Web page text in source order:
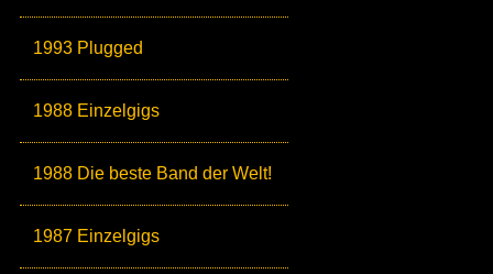
1993 Plugged
1988 Einzelgigs
1988 Die beste Band der Welt!
1987 Einzelgigs